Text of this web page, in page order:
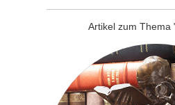
Artikel zum Thema